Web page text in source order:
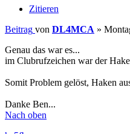
Zitieren
Beitrag von DL4MCA »
Genau das war es...
im Clubrufzeichen war der
Somit Problem gelöst, Haken
Danke Ben...
Nach oben